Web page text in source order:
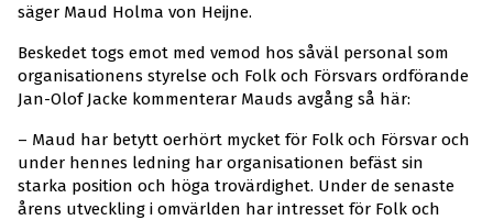
säger Maud Holma von Heijne.
Beskedet togs emot med vemod hos såväl personal som
organisationens styrelse och Folk och Försvars ordförande
Jan-Olof Jacke kommenterar Mauds avgång så här:
– Maud har betytt oerhört mycket för Folk och Försvar och
under hennes ledning har organisationen befäst sin
starka position och höga trovärdighet. Under de senaste
årens utveckling i omvärlden har intresset för Folk och